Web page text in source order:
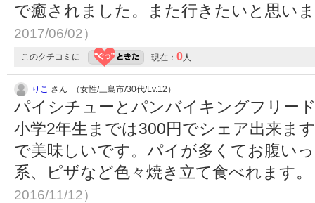
で癒されました。また行きたいと思い
2017/06/02）
このクチコミに 現在： 0 人
りこ さん （女性/三島市/30代/Lv.12）
パイシチューとパンバイキングフリー
小学2年生までは300円でシェア出来ま
で美味しいです。パイが多くてお腹い
系、ピザなど色々焼き立て食べれます
2016/11/12）